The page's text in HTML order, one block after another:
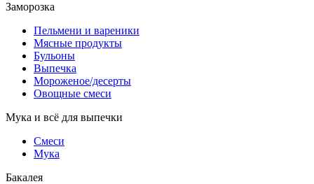
Заморозка
Пельмени и вареники
Мясные продукты
Бульоны
Выпечка
Мороженое/десерты
Овощные смеси
Мука и всё для выпечки
Смеси
Мука
Бакалея